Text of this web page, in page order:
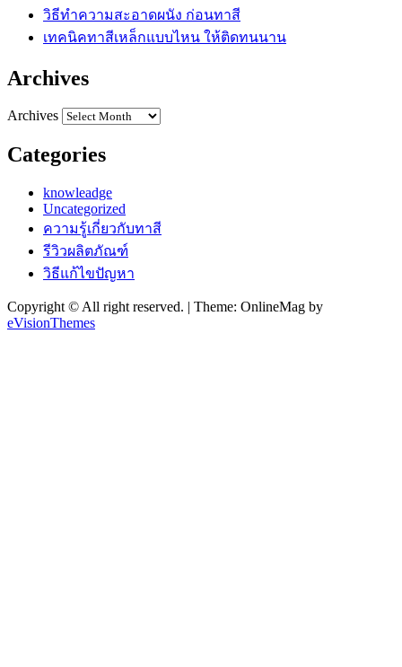
วิธีทำความสะอาดผนัง ก่อนทาสี
เทคนิคทาสีเหล็กแบบไหน ให้ติดทนนาน
Archives
Archives
Categories
knowleadge
Uncategorized
ความรู้เกี่ยวกับทาสี
รีวิวผลิตภัณฑ์
วิธีแก้ไขปัญหา
Copyright © All right reserved. | Theme: OnlineMag by
eVisionThemes